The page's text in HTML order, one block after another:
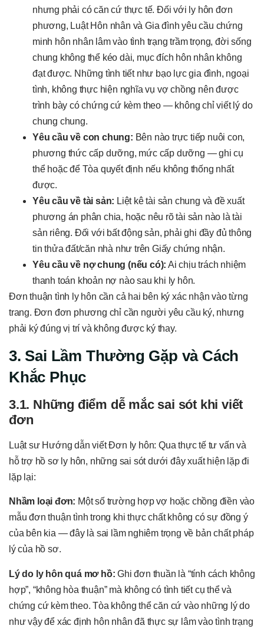
nhưng phải có căn cứ thực tế. Đối với ly hôn đơn
phương, Luật Hôn nhân và Gia đình yêu cầu chứng
minh hôn nhân lâm vào tình trạng trầm trọng, đời sống
chung không thể kéo dài, mục đích hôn nhân không
đạt được. Những tình tiết như bạo lực gia đình, ngoại
tình, không thực hiện nghĩa vụ vợ chồng nên được
trình bày có chứng cứ kèm theo — không chỉ viết lý do
chung chung.
Yêu cầu về con chung: Bên nào trực tiếp nuôi con,
phương thức cấp dưỡng, mức cấp dưỡng — ghi cụ
thể hoặc để Tòa quyết định nếu không thống nhất
được.
Yêu cầu về tài sản: Liệt kê tài sản chung và đề xuất
phương án phân chia, hoặc nêu rõ tài sản nào là tài
sản riêng. Đối với bất động sản, phải ghi đầy đủ thông
tin thửa đất/căn nhà như trên Giấy chứng nhận.
Yêu cầu về nợ chung (nếu có): Ai chịu trách nhiệm
thanh toán khoản nợ nào sau khi ly hôn.
Đơn thuận tình ly hôn cần cả hai bên ký xác nhận vào từng
trang. Đơn đơn phương chỉ cần người yêu cầu ký, nhưng
phải ký đúng vị trí và không được ký thay.
3. Sai Lầm Thường Gặp và Cách
Khắc Phục
3.1. Những điểm dễ mắc sai sót khi viết
đơn
Luật sư Hướng dẫn viết Đơn ly hôn: Qua thực tế tư vấn và
hỗ trợ hồ sơ ly hôn, những sai sót dưới đây xuất hiện lặp đi
lặp lại:
Nhầm loại đơn: Một số trường hợp vợ hoặc chồng điền vào
mẫu đơn thuận tình trong khi thực chất không có sự đồng ý
của bên kia — đây là sai lầm nghiêm trọng về bản chất pháp
lý của hồ sơ.
Lý do ly hôn quá mơ hồ: Ghi đơn thuần là “tính cách không
hợp”, “không hòa thuận” mà không có tình tiết cụ thể và
chứng cứ kèm theo. Tòa không thể căn cứ vào những lý do
như vậy để xác định hôn nhân đã thực sự lâm vào tình trạng